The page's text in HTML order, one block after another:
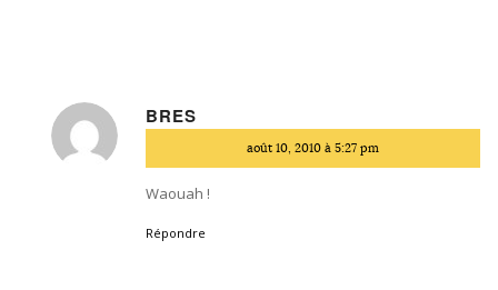
BRES
:
août 10, 2010 à 5:27 pm
Waouah !
Répondre